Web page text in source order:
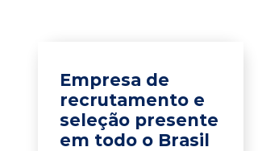
Empresa de
recrutamento e
seleção presente
em todo o Brasil